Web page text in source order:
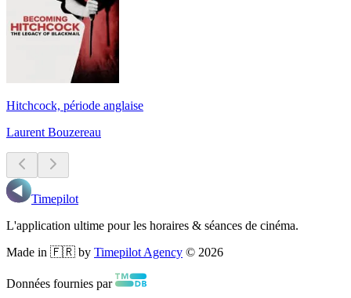
Hitchcock, période anglaise
Laurent Bouzereau
Timepilot
L'application ultime pour les horaires & séances de cinéma.
Made in 🇫🇷 by Timepilot Agency © 2026
Données fournies par